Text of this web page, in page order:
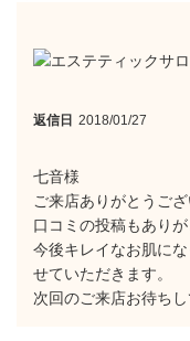
返信日 2018/01/27
七音様
ご来店ありがとうござ
口コミの投稿もありが
今後キレイなお肌に
せていただきます。
次回のご来店お待ちし